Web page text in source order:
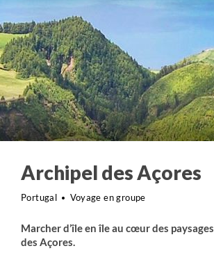
Archipel des Açores
Portugal Voyage en groupe
Marcher d’île en île au cœur des
des Açores.